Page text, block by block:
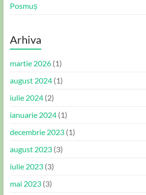
Posmuș
Arhiva
martie 2026(1)
august 2024(1)
iulie 2024(2)
ianuarie 2024(1)
decembrie 2023(1)
august 2023(3)
iulie 2023(3)
mai 2023(3)